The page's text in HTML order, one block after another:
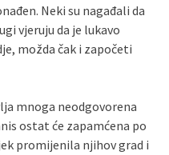
Neki su nagađali da
vjeruju da je lukavo
možda čak i započeti
mnoga neodgovorena
ostat će zapamćena po
promijenila njihov grad i